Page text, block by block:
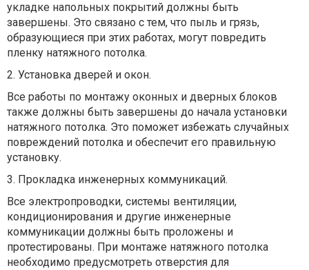
укладке напольных покрытий должны быть
завершены. Это связано с тем, что пыль и грязь,
образующиеся при этих работах, могут повредить
пленку натяжного потолка.
2. Установка дверей и окон.
Все работы по монтажу оконных и дверных блоков
также должны быть завершены до начала установки
натяжного потолка. Это поможет избежать случайных
повреждений потолка и обеспечит его правильную
установку.
3. Прокладка инженерных коммуникаций.
Все электропроводки, системы вентиляции,
кондиционирования и другие инженерные
коммуникации должны быть проложены и
протестированы. При монтаже натяжного потолка
необходимо предусмотреть отверстия для